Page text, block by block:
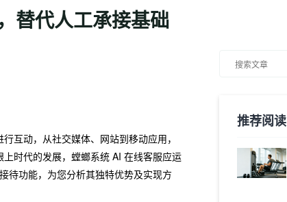
替代人工承接基础
互动，从社交媒体、网站到移动应用，
时代的发展，螳螂系统 AI 在线客服应运
待功能，为您分析其独特优势及实现方
搜索
推荐阅读